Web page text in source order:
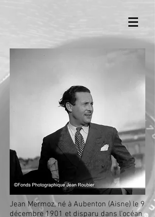
Jean Mermoz, né à Aubenton (Aisne) le 9
décembre 1901 et disparu dans l'océan